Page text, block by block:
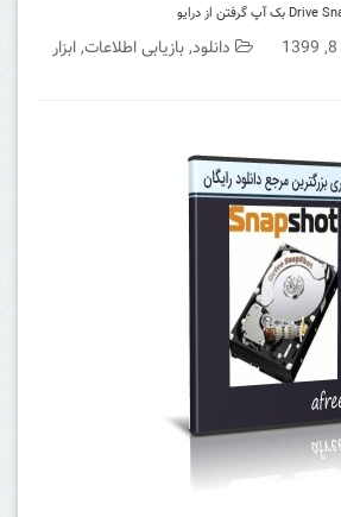
دانلود,بازیابی اطلاعات,ابزار